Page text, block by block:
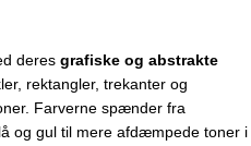
deres grafiske og abstrakte
rektangler, trekanter og
Farverne spænder fra
og gul til mere afdæmpede toner i